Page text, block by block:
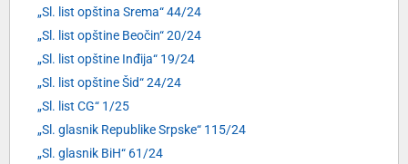
„Sl. list opština Srema“ 44/24
„Sl. list opštine Beočin“ 20/24
„Sl. list opštine Inđija“ 19/24
„Sl. list opštine Šid“ 24/24
„Sl. list CG“ 1/25
„Sl. glasnik Republike Srpske“ 115/24
„Sl. glasnik BiH“ 61/24